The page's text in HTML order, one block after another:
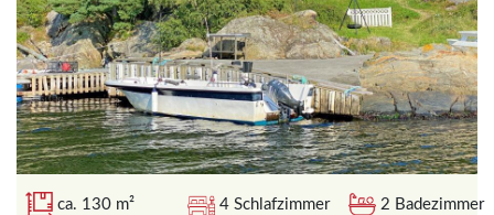
ca. 130 m² 4 Schlafzimmer
2 Badezimmer